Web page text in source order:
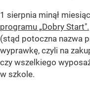
1 sierpnia minął
programu „Dobry Start".
(stąd potoczna nazwa
wyprawkę, czyli na
czy wszelkiego
w szkole.